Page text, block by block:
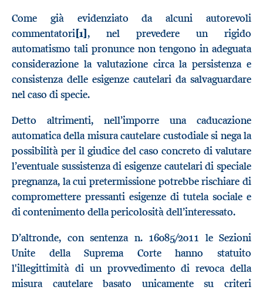
Come già evidenziato da alcuni autorevoli
commentatori[1], nel prevedere un rigido
automatismo tali pronunce non tengono in adeguata
considerazione la valutazione circa la persistenza e
consistenza delle esigenze cautelari da salvaguardare
nel caso di specie.
Detto altrimenti, nell’imporre una caducazione
automatica della misura cautelare custodiale si nega la
possibilità per il giudice del caso concreto di valutare
l’eventuale sussistenza di esigenze cautelari di speciale
pregnanza, la cui pretermissione potrebbe rischiare di
compromettere pressanti esigenze di tutela sociale e
di contenimento della pericolosità dell’interessato.
D’altronde, con sentenza n. 16085/2011 le Sezioni
Unite della Suprema Corte hanno statuito
l'illegittimità di un provvedimento di revoca della
misura cautelare basato unicamente su criteri